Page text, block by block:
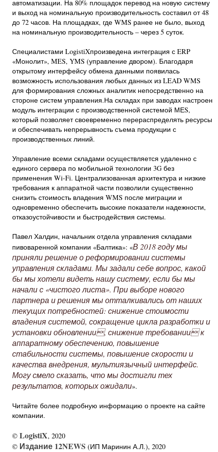
автоматизации. На 80% площадок перевод на новую систему
и выход на номинальную производительность составил от 48
до 72 часов. На площадках, где WMS ранее не было, выход
на номинальную производительность – через 5 суток.
Специалистами LogistiXпроизведена интеграция с ERP
«Монолит», MES, YMS (управление двором). Благодаря
открытому интерфейсу обмена данными появилась
возможность использования любых данных из LEAD WMS
для формирования сложных аналитик непосредственно на
стороне систем управления.На складах при заводах настроен
модуль интеграции с производственной системой МЕS,
который позволяет своевременно перераспределять ресурсы
и обеспечивать непрерывность съема продукции с
производственных линий.
Управление всеми складами осуществляется удаленно с
единого сервера по мобильной технологии 3G без
применения Wi-Fi. Централизованная архитектура и низкие
требования к аппаратной части позволили существенно
снизить стоимость владения WMS после миграции и
одновременно обеспечить высокие показатели надежности,
отказоустойчивости и быстродействия системы.
Павел Халдин, начальник отдела управления складами
пивоваренной компании «Балтика»: «В 2018 году мы
приняли решение о реформировании системы
управления складами. Мы задали себе вопрос, какой
бы мы хотели видеть нашу систему, если бы мы
начали с «чистого листа». При выборе нового
партнера и решения мы отталкивались от наших
текущих потребностей: снижение стоимости
владения системой, сокращение цикла разработки и
установки обновлении, снижение требовании к
аппаратному обеспечению, повышение
стабильности системы, повышение скорости и
качества внедрения, мультиязычный интерфейс.
Могу смело сказать, что мы достигли тех
результатов, которых ожидали».
Читайте более подробную информацию о проекте на сайте
компании.
© LogistiX, 2020
© Издание 12NEWS (ИП Маринин А.Л.), 2020